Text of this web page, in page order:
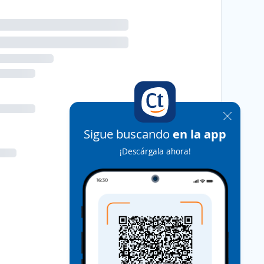
Sigue buscando en la app
¡Descárgala ahora!